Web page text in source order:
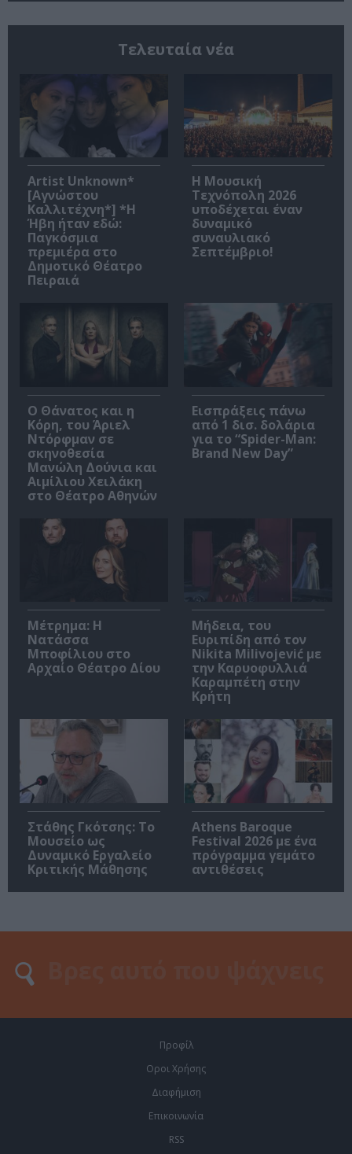
Τελευταία νέα
Artist Unknown*
[Αγνώστου
Καλλιτέχνη*] *Η
Ήβη ήταν εδώ:
Παγκόσμια
πρεμιέρα στο
Δημοτικό Θέατρο
Πειραιά
Η Μουσική
Τεχνόπολη 2026
υποδέχεται έναν
δυναμικό
συναυλιακό
Σεπτέμβριο!
Ο Θάνατος και η
Κόρη, του Άριελ
Ντόρφμαν σε
σκηνοθεσία
Μανώλη Δούνια και
Αιμίλιου Χειλάκη
στο Θέατρο Αθηνών
Εισπράξεις πάνω
από 1 δισ. δολάρια
για το “Spider-Man:
Brand New Day”
Μέτρημα: Η
Νατάσσα
Μποφίλιου στο
Αρχαίο Θέατρο Δίου
Μήδεια, του
Ευριπίδη από τον
Nikita Milivojević με
την Καρυοφυλλιά
Καραμπέτη στην
Κρήτη
Στάθης Γκότσης: Το
Μουσείο ως
Δυναμικό Εργαλείο
Κριτικής Μάθησης
Athens Baroque
Festival 2026 με ένα
πρόγραμμα γεμάτο
αντιθέσεις
Προφίλ
Οροι Χρήσης
Διαφήμιση
Επικοινωνία
RSS